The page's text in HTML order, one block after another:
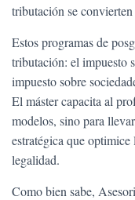
tributación se
Estos programas de
tributación: el impuesto
impuesto sobre
El máster capacita al
modelos, sino para
estratégica que
legalidad.
Como bien sabe,